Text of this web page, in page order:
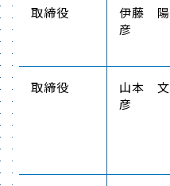
取締役
伊藤 陽
彦
取締役
山本 文
彦